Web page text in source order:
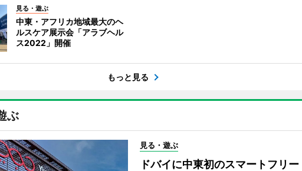
見る・遊ぶ
中東・アフリカ地域最大のヘ
ルスケア展示会「アラブヘル
ス2022」開催
もっと見る
ぶ
見る・遊ぶ
ドバイに中東初のスマートフリー